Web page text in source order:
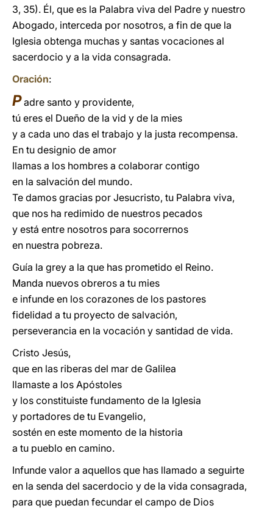
3, 35). Él, que es la Palabra viva del Padre y nuestro
Abogado, interceda por nosotros, a fin de que la
Iglesia obtenga muchas y santas vocaciones al
sacerdocio y a la vida consagrada.
Oración:
Padre santo y providente,
tú eres el Dueño de la vid y de la mies
y a cada uno das el trabajo y la justa recompensa.
En tu designio de amor
llamas a los hombres a colaborar contigo
en la salvación del mundo.
Te damos gracias por Jesucristo, tu Palabra viva,
que nos ha redimido de nuestros pecados
y está entre nosotros para socorrernos
en nuestra pobreza.
Guía la grey a la que has prometido el Reino.
Manda nuevos obreros a tu mies
e infunde en los corazones de los pastores
fidelidad a tu proyecto de salvación,
perseverancia en la vocación y santidad de vida.
Cristo Jesús,
que en las riberas del mar de Galilea
llamaste a los Apóstoles
y los constituiste fundamento de la Iglesia
y portadores de tu Evangelio,
sostén en este momento de la historia
a tu pueblo en camino.
Infunde valor a aquellos que has llamado a seguirte
en la senda del sacerdocio y de la vida consagrada,
para que puedan fecundar el campo de Dios